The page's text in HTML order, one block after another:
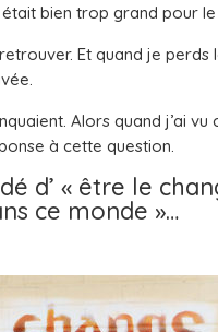
bien trop grand pour le
Et quand je
Alors quand j’ai
à cette question.
d’ « être le
ce monde »…